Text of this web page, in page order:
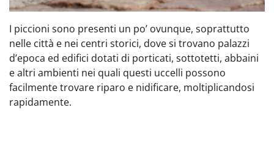
I piccioni sono presenti un po’ ovunque, soprattutto
nelle città e nei centri storici, dove si trovano palazzi
d’epoca ed edifici dotati di porticati, sottotetti, abbaini
e altri ambienti nei quali questi uccelli possono
facilmente trovare riparo e nidificare, moltiplicandosi
rapidamente.